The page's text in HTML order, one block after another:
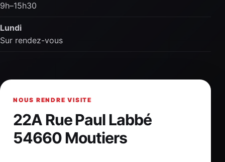
9h–15h30
Lundi
Sur rendez-vous
NOUS RENDRE VISITE
22A Rue Paul Labbé
54660 Moutiers